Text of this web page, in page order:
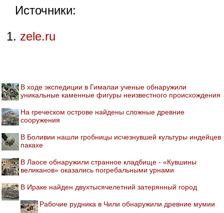
Источники:
zele.ru
В ходе экспедиции в Гималаи ученые обнаружили
уникальные каменные фигуры неизвестного происхождения
На греческом острове найдены сложные древние
сооружения
В Боливии нашли гробницы исчезнувшей культуры индейцев
пакахе
В Лаосе обнаружили странное кладбище - «Кувшины
великанов» оказались погребальными урнами
В Ираке найден двухтысячелетний затерянный город
Рабочие рудника в Чили обнаружили древние мумии